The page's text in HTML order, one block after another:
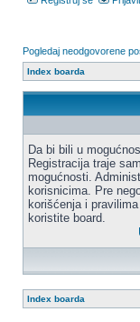
Pogledaj neodgovorene
Index boarda
Da bi bili u
Registracija traje
mogućnosti.
korisnicima. Pre
korišćenja i
koristite board.
Index boarda